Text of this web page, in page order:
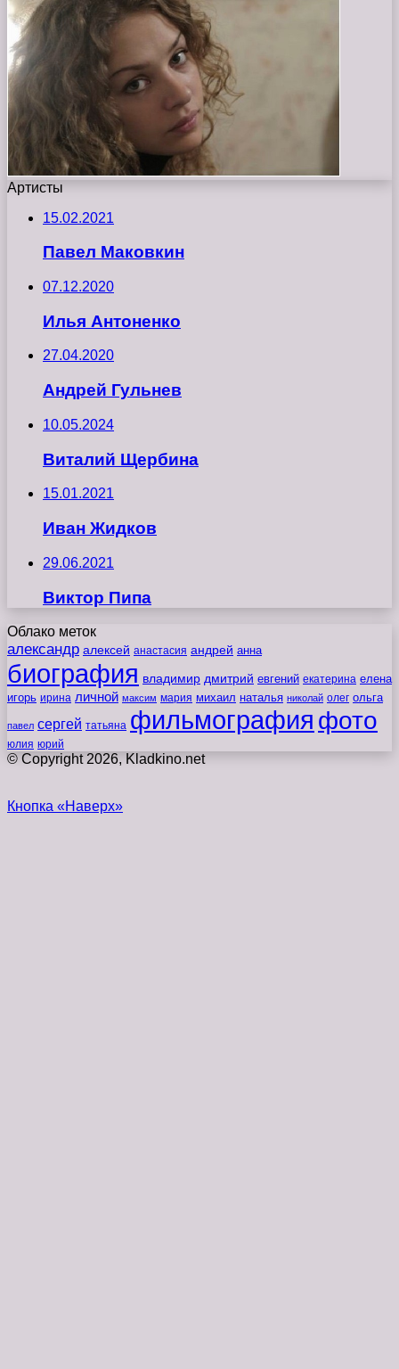
Артисты
15.02.2021
Павел Маковкин
07.12.2020
Илья Антоненко
27.04.2020
Андрей Гульнев
10.05.2024
Виталий Щербина
15.01.2021
Иван Жидков
29.06.2021
Виктор Пипа
Облако меток
александр алексей анастасия андрей анна
биография владимир дмитрий евгений екатерина елена
игорь ирина личной максим мария михаил наталья николай олег ольга
павел сергей татьяна фильмография фото
юлия юрий
© Copyright 2026, Kladkino.net
Кнопка «Наверх»